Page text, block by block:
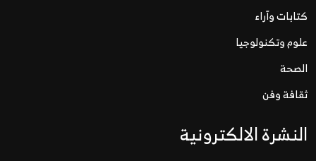
كتابات وآراء
علوم وتكنولوجيا
الصحة
ثقافة وفن
النشرة الالكترونية